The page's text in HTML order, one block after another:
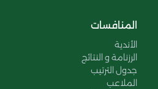
المنافسات
الأندية
الرزنامة و النتائج
جدول الترتيب
الملاعب